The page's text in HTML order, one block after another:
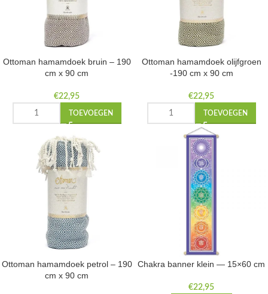
Ottoman hamamdoek bruin – 190
cm x 90 cm
€22,95
TOEVOEGEN
Ottoman hamamdoek olijfgroen
-190 cm x 90 cm
€22,95
TOEVOEGEN
Ottoman hamamdoek petrol – 190
cm x 90 cm
Chakra banner klein — 15×60 cm
€22,95